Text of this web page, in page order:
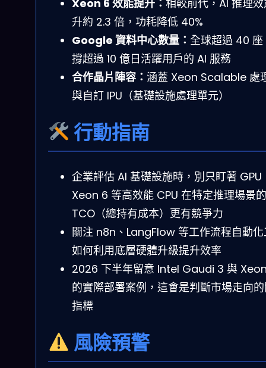
Xeon 6 效能提升： 相較前代，AI 推理
升約 2.3 倍，功耗降低 40%
Google 資料中心數量： 全球超過 40 座
撐超過 10 億日活躍用戶的 AI 服務
合作晶片陣容： 涵蓋 Xeon Scalable 處
與自訂 IPU（基礎設施處理單元）
行動指南
企業評估 AI 基礎設施時，別只盯著 GPU
Xeon 6 等高效能 CPU 在特定推理場景的
TCO（總持有成本）更有競爭力
關注 n8n、LangFlow 等工作流程自動
如何利用底層硬體升級提升效率
2026 下半年留意 Intel Gaudi 3 與
的實際部署案例，這會是判斷市場走向
指標
風險預警